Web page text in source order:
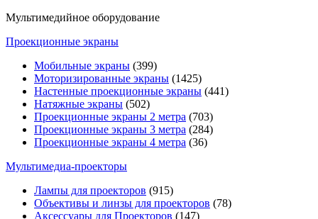
Мультимедийное оборудование
Проекционные экраны
Мобильные экраны (399)
Моторизированные экраны (1425)
Настенные проекционные экраны (441)
Натяжные экраны (502)
Проекционные экраны 2 метра (703)
Проекционные экраны 3 метра (284)
Проекционные экраны 4 метра (36)
Мультимедиa-проекторы
Лампы для проекторов (915)
Объективы и линзы для проекторов (78)
Аксессуары для Проекторов (147)